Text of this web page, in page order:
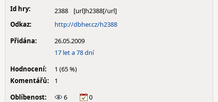
Id hry:
2388
Odkaz:
http://dbher.cz/h2388
Přidána:
26.05.2009
17 let a 78 dní
Hodnocení:
1 (65 %)
Komentářů:
1
Oblíbenost:
6
0